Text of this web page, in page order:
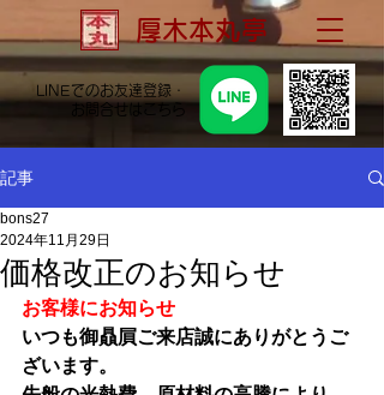
厚木本丸亭
LINEでのお友達登録・
お問合せはこちら
記事
価格改正のお知らせ
bons27
2024年11月29日
お客様にお知らせ
いつも御贔屓ご来店誠にありがとうご
ざいます。